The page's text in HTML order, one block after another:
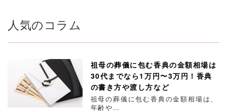
人気のコラム
祖母の葬儀に包む香典の金額相場は
30代までなら1万円〜3万円！香典
の書き方や渡し方など
祖母の葬儀に包む香典の金額相場は、
年齢や…